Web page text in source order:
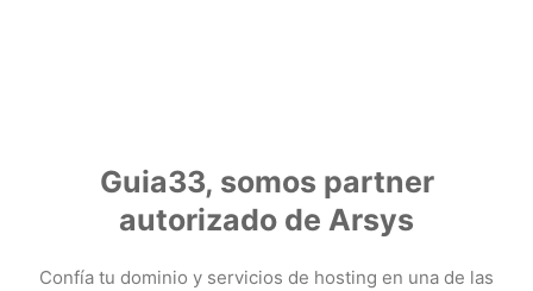
Guia33, somos partner
autorizado de Arsys
Confía tu dominio y servicios de hosting en una de las